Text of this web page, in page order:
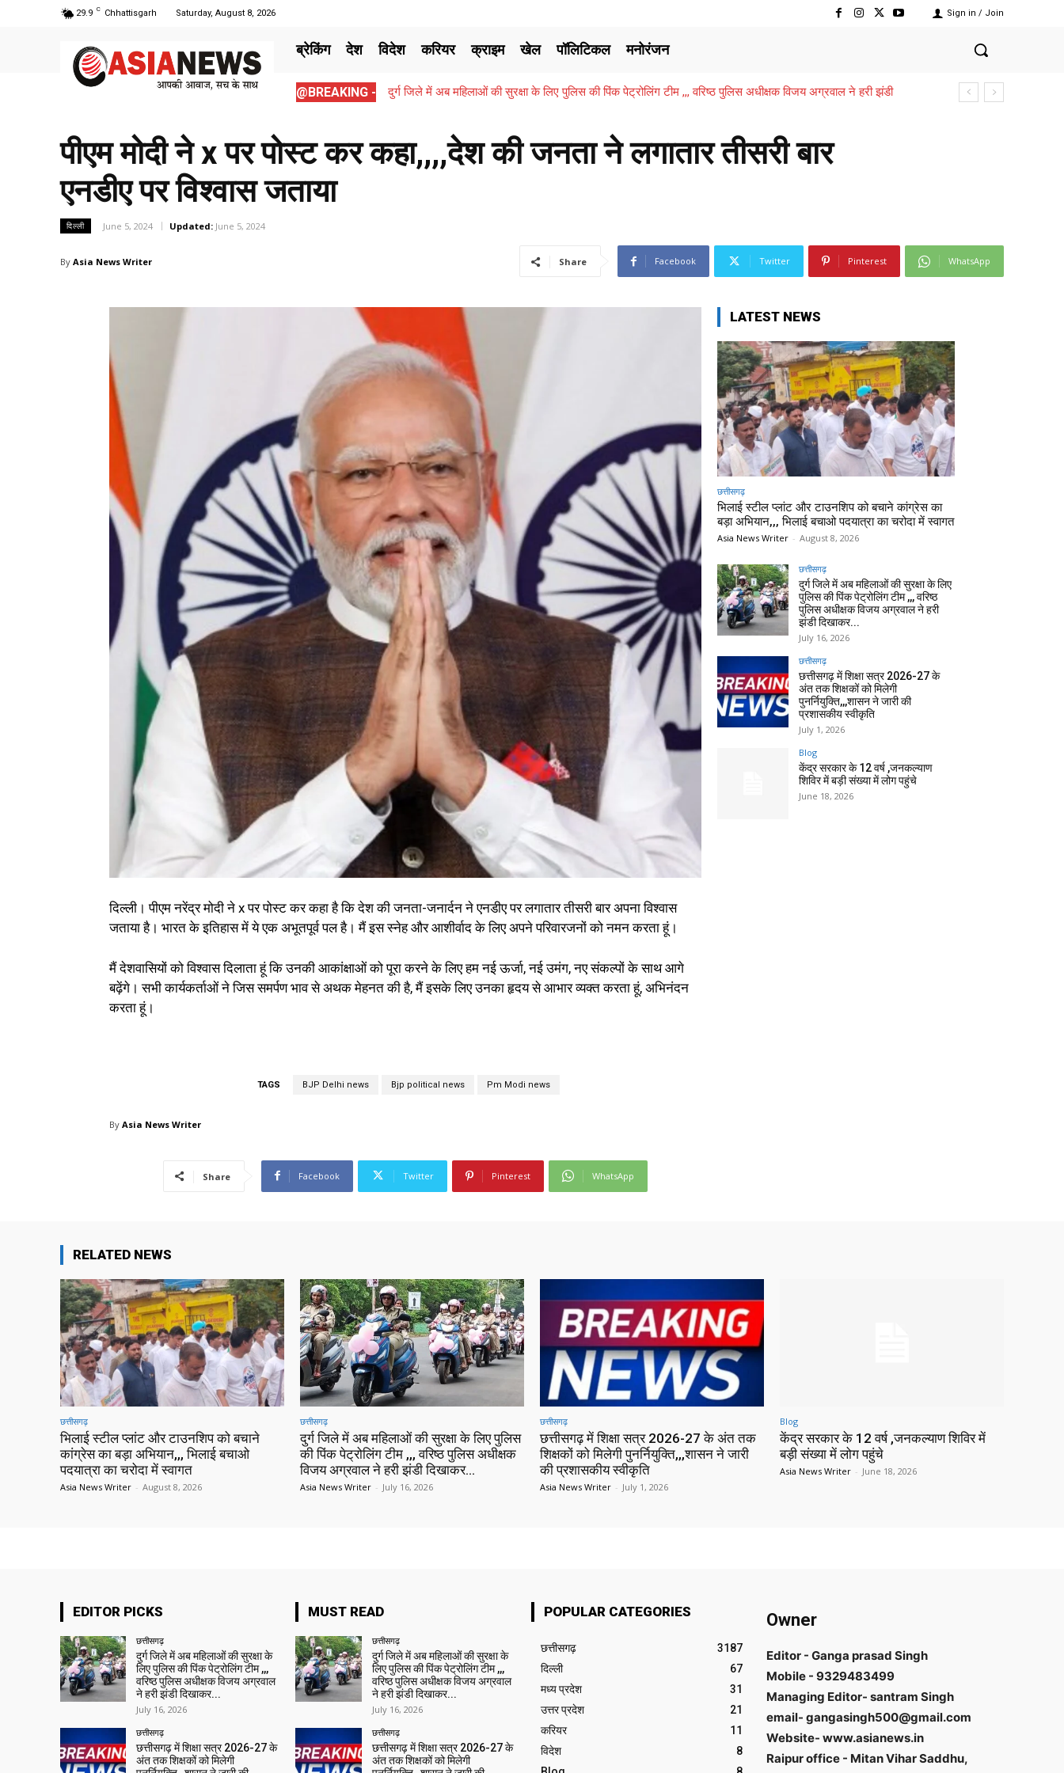
29.9 C Chhattisgarh Saturday, August 8, 2026 Sign in / Join
ब्रेकिंग देश विदेश करियर क्राइम खेल पॉलिटिकल मनोरंजन
@BREAKING -दुर्ग जिले में अब महिलाओं की सुरक्षा के लिए पुलिस की पिंक पेट्रोलिंग टीम ,,, वरिष्ठ पुलिस अधीक्षक विजय अग्रवाल ने हरी झंडी
छत्तीसगढ़ में शिक्षा सत्र 2026-27 के अंत तक शिक्षकों को मिलेगी पुनर्नियुक्ति,,,शासन ने जारी की प्रशासकीय स्वीकृति
पीएम मोदी ने x पर पोस्ट कर कहा,,,,देश की जनता ने लगातार तीसरी बार
एनडीए पर विश्वास जताया
दिल्ली June 5, 2024 Updated: June 5, 2024
By Asia News Writer Share Facebook Twitter Pinterest WhatsApp
दिल्ली। पीएम नरेंद्र मोदी ने x पर पोस्ट कर कहा है कि देश की जनता-जनार्दन ने एनडीए पर लगातार तीसरी बार अपना विश्वास
जताया है। भारत के इतिहास में ये एक अभूतपूर्व पल है। मैं इस स्नेह और आशीर्वाद के लिए अपने परिवारजनों को नमन करता हूं।
मैं देशवासियों को विश्वास दिलाता हूं कि उनकी आकांक्षाओं को पूरा करने के लिए हम नई ऊर्जा, नई उमंग, नए संकल्पों के साथ आगे
बढ़ेंगे। सभी कार्यकर्ताओं ने जिस समर्पण भाव से अथक मेहनत की है, मैं इसके लिए उनका हृदय से आभार व्यक्त करता हूं, अभिनंदन
करता हूं।
TAGS BJP Delhi news Bjp political news Pm Modi news
By Asia News Writer
Share Facebook Twitter Pinterest WhatsApp
LATEST NEWS
छत्तीसगढ़
भिलाई स्टील प्लांट और टाउनशिप को बचाने कांग्रेस का
बड़ा अभियान,,, भिलाई बचाओ पदयात्रा का चरोदा में स्वागत
Asia News Writer - August 8, 2026
छत्तीसगढ़
दुर्ग जिले में अब महिलाओं की सुरक्षा के लिए
पुलिस की पिंक पेट्रोलिंग टीम ,,, वरिष्ठ
पुलिस अधीक्षक विजय अग्रवाल ने हरी
झंडी दिखाकर...
July 16, 2026
छत्तीसगढ़
छत्तीसगढ़ में शिक्षा सत्र 2026-27 के
अंत तक शिक्षकों को मिलेगी
पुनर्नियुक्ति,,,शासन ने जारी की
प्रशासकीय स्वीकृति
July 1, 2026
Blog
केंद्र सरकार के 12 वर्ष ,जनकल्याण
शिविर में बड़ी संख्या में लोग पहुंचे
June 18, 2026
RELATED NEWS
छत्तीसगढ़
भिलाई स्टील प्लांट और टाउनशिप को बचाने
कांग्रेस का बड़ा अभियान,,, भिलाई बचाओ
पदयात्रा का चरोदा में स्वागत
Asia News Writer - August 8, 2026
छत्तीसगढ़
दुर्ग जिले में अब महिलाओं की सुरक्षा के लिए पुलिस
की पिंक पेट्रोलिंग टीम ,,, वरिष्ठ पुलिस अधीक्षक
विजय अग्रवाल ने हरी झंडी दिखाकर...
Asia News Writer - July 16, 2026
छत्तीसगढ़
छत्तीसगढ़ में शिक्षा सत्र 2026-27 के अंत तक
शिक्षकों को मिलेगी पुनर्नियुक्ति,,,शासन ने जारी
की प्रशासकीय स्वीकृति
Asia News Writer - July 1, 2026
Blog
केंद्र सरकार के 12 वर्ष ,जनकल्याण शिविर में
बड़ी संख्या में लोग पहुंचे
Asia News Writer - June 18, 2026
EDITOR PICKS
छत्तीसगढ़
दुर्ग जिले में अब महिलाओं की सुरक्षा के
लिए पुलिस की पिंक पेट्रोलिंग टीम ,,,
वरिष्ठ पुलिस अधीक्षक विजय अग्रवाल
ने हरी झंडी दिखाकर...
July 16, 2026
छत्तीसगढ़
छत्तीसगढ़ में शिक्षा सत्र 2026-27 के
अंत तक शिक्षकों को मिलेगी
MUST READ
छत्तीसगढ़
दुर्ग जिले में अब महिलाओं की सुरक्षा के
लिए पुलिस की पिंक पेट्रोलिंग टीम ,,,
वरिष्ठ पुलिस अधीक्षक विजय अग्रवाल
ने हरी झंडी दिखाकर...
July 16, 2026
छत्तीसगढ़
छत्तीसगढ़ में शिक्षा सत्र 2026-27 के
अंत तक शिक्षकों को मिलेगी
POPULAR CATEGORIES
छत्तीसगढ़
3187
दिल्ली
67
मध्य प्रदेश
31
उत्तर प्रदेश
21
करियर
11
विदेश
8
Owner
Editor - Ganga prasad Singh
Mobile - 9329483499
Managing Editor- santram Singh
email- gangasingh500@gmail.com
Website- www.asianews.in
Raipur office - Mitan Vihar Saddhu,